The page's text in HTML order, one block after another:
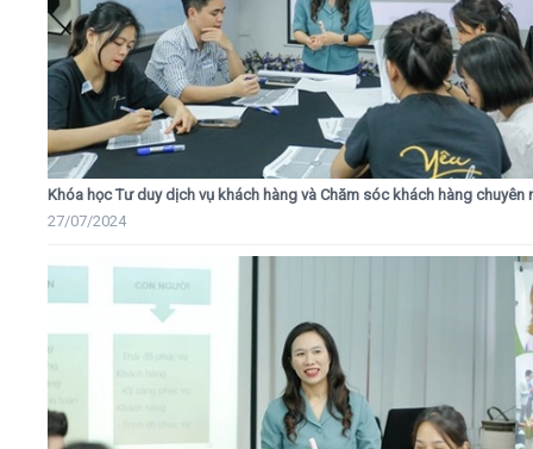
Khóa học Tư duy dịch vụ khách hàng và Chăm sóc khách hàng chuyên
27/07/2024